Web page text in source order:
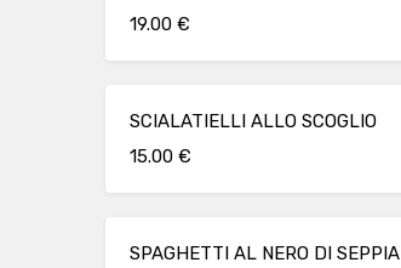
19.00 €
SCIALATIELLI ALLO SCOGLIO
15.00 €
SPAGHETTI AL NERO DI SEPPIA